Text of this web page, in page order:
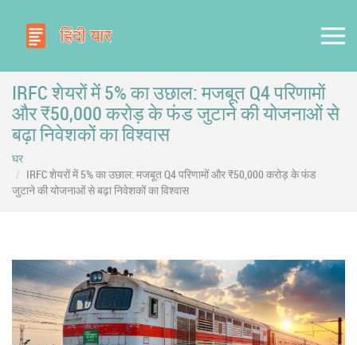
IRFC शेयरों में 5% का उछाल: मजबूत Q4 परिणामों
और ₹50,000 करोड़ के फंड जुटाने की योजनाओं से
बढ़ा निवेशकों का विश्वास
घर
IRFC शेयरों में 5% का उछाल: मजबूत Q4 परिणामों और ₹50,000 करोड़ के फंड
जुटाने की योजनाओं से बढ़ा निवेशकों का विश्वास